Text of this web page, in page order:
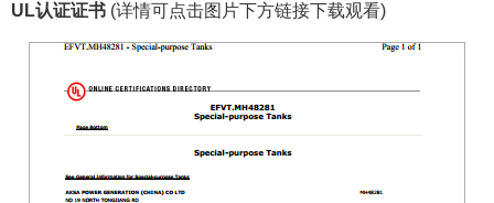
UL认证证书 (详情可点击图片下方链接下载观看)